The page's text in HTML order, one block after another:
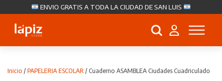
ENVIO GRATIS A TODA LA CIUDAD DE SAN LUIS
Búsqueda
Inicio / PAPELERIA ESCOLAR / Cuaderno ASAMBLEA Ciudades Cuadriculado